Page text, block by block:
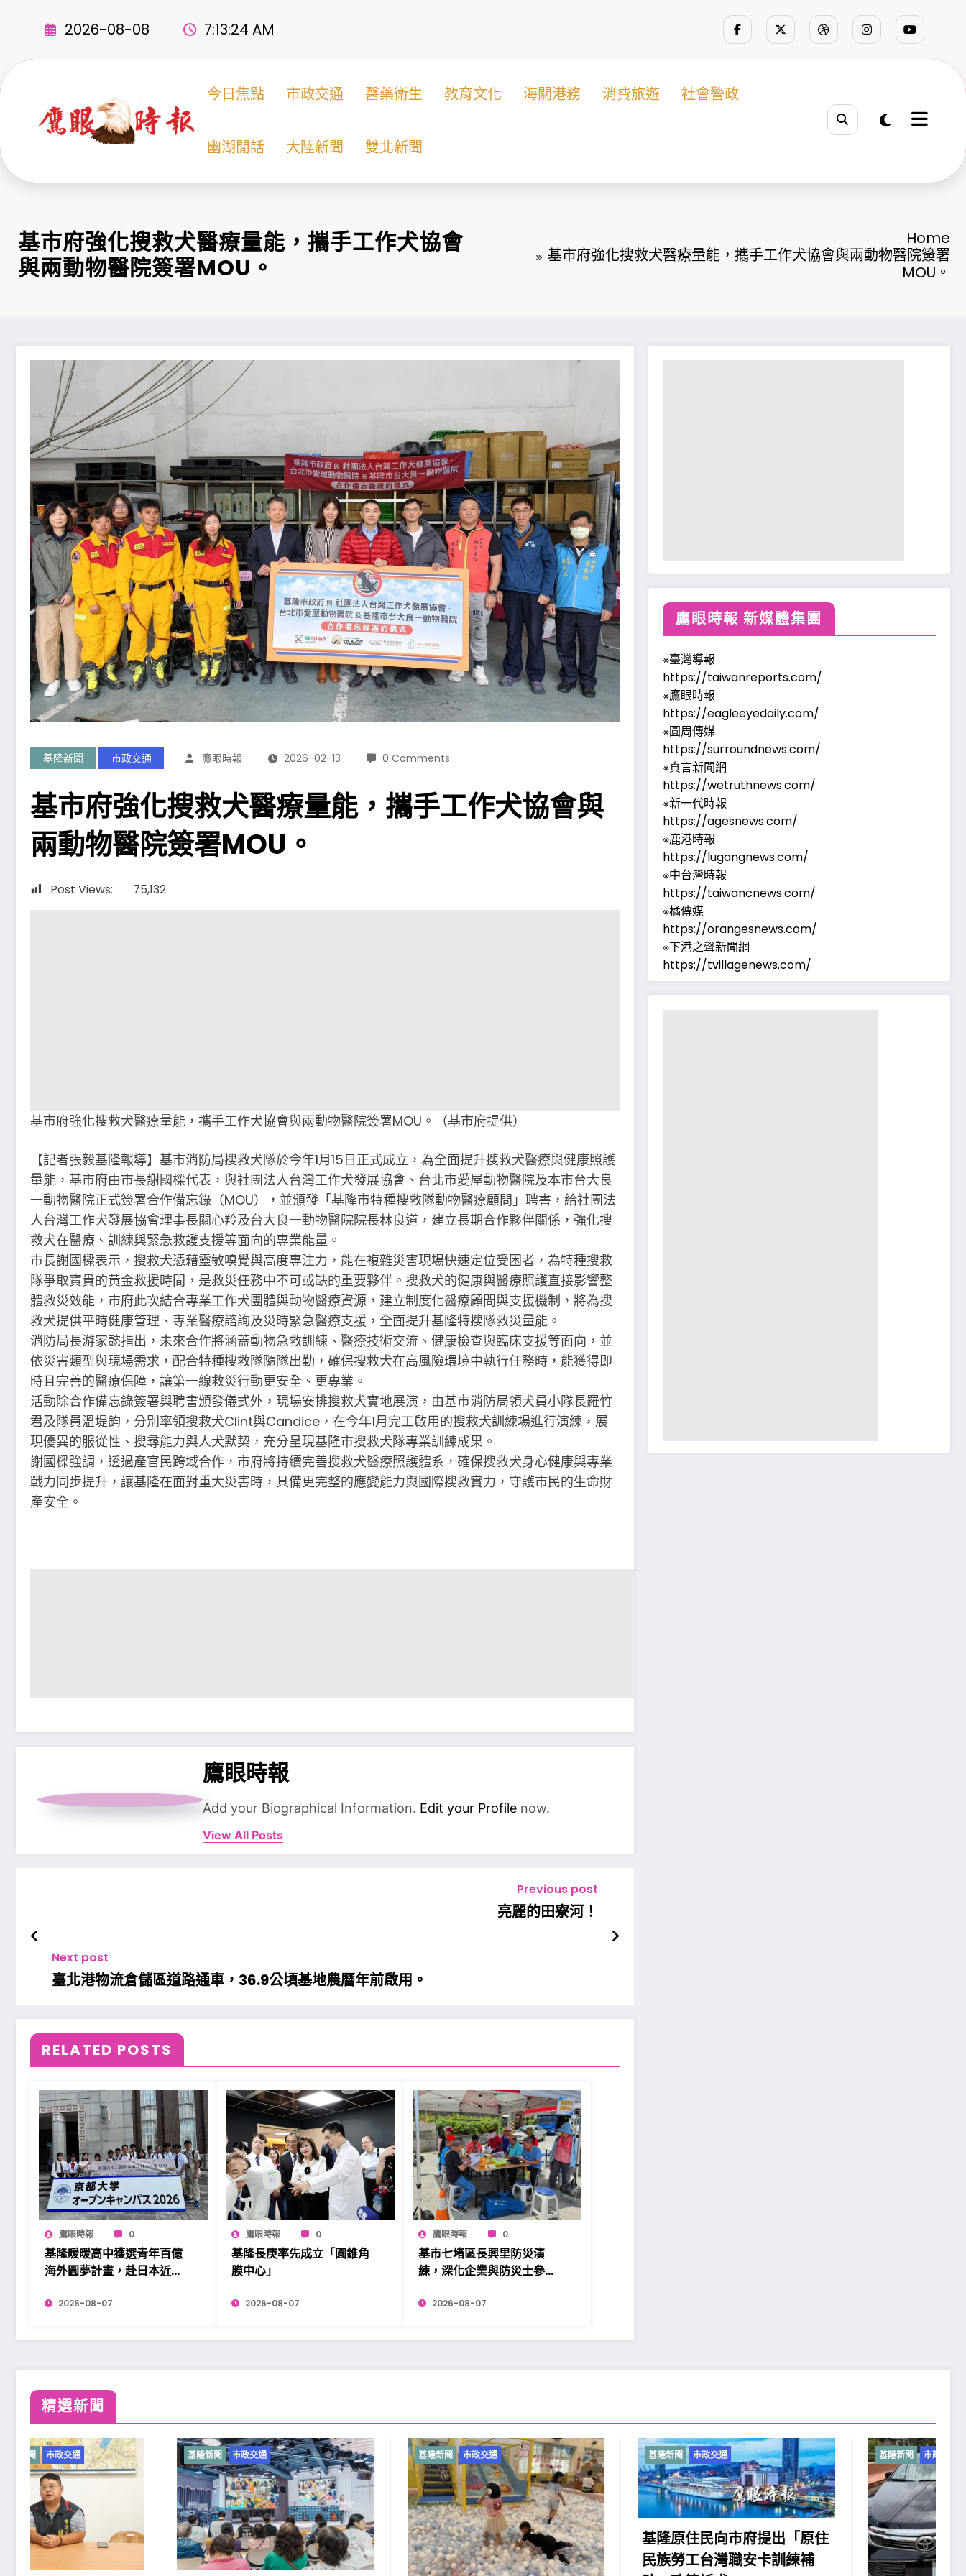
2026-08-08 7:13:26 AM
今日焦點 市政交通 醫藥衛生 教育文化 海關港務 消費旅遊 社會警政
幽湖閒話 大陸新聞 雙北新聞
基市府強化搜救犬醫療量能，攜手工作犬協會
與兩動物醫院簽署MOU。
Home
基市府強化搜救犬醫療量能，攜手工作犬協會與兩動物醫院簽署
MOU。
基隆新聞 市政交通 鷹眼時報 2026-02-13 0 Comments
基市府強化搜救犬醫療量能，攜手工作犬協會與
兩動物醫院簽署MOU。
Post Views: 75,132
基市府強化搜救犬醫療量能，攜手工作犬協會與兩動物醫院簽署MOU。（基市府提供）
【記者張毅基隆報導】基市消防局搜救犬隊於今年1月15日正式成立，為全面提升搜救犬醫療與健康照護
量能，基市府由市長謝國樑代表，與社團法人台灣工作犬發展協會、台北市愛屋動物醫院及本市台大良
一動物醫院正式簽署合作備忘錄（MOU），並頒發「基隆市特種搜救隊動物醫療顧問」聘書，給社團法
人台灣工作犬發展協會理事長關心羚及台大良一動物醫院院長林良道，建立長期合作夥伴關係，強化搜
救犬在醫療、訓練與緊急救護支援等面向的專業能量。
市長謝國樑表示，搜救犬憑藉靈敏嗅覺與高度專注力，能在複雜災害現場快速定位受困者，為特種搜救
隊爭取寶貴的黃金救援時間，是救災任務中不可或缺的重要夥伴。搜救犬的健康與醫療照護直接影響整
體救災效能，市府此次結合專業工作犬團體與動物醫療資源，建立制度化醫療顧問與支援機制，將為搜
救犬提供平時健康管理、專業醫療諮詢及災時緊急醫療支援，全面提升基隆特搜隊救災量能。
消防局長游家懿指出，未來合作將涵蓋動物急救訓練、醫療技術交流、健康檢查與臨床支援等面向，並
依災害類型與現場需求，配合特種搜救隊隨隊出勤，確保搜救犬在高風險環境中執行任務時，能獲得即
時且完善的醫療保障，讓第一線救災行動更安全、更專業。
活動除合作備忘錄簽署與聘書頒發儀式外，現場安排搜救犬實地展演，由基市消防局領犬員小隊長羅竹
君及隊員溫堤鈞，分別率領搜救犬Clint與Candice，在今年1月完工啟用的搜救犬訓練場進行演練，展
現優異的服從性、搜尋能力與人犬默契，充分呈現基隆市搜救犬隊專業訓練成果。
謝國樑強調，透過產官民跨域合作，市府將持續完善搜救犬醫療照護體系，確保搜救犬身心健康與專業
戰力同步提升，讓基隆在面對重大災害時，具備更完整的應變能力與國際搜救實力，守護市民的生命財
產安全。
鷹眼時報
Add your Biographical Information. Edit your Profile now.
View All Posts
Previous post
亮麗的田寮河！
Next post
臺北港物流倉儲區道路通車，36.9公頃基地農曆年前啟用。
RELATED POSTS
鷹眼時報 0
基隆暖暖高中獲選青年百億
海外圓夢計畫，赴日本近畿
展開學習。
2026-08-07
鷹眼時報 0
基隆長庚率先成立「圓錐角
膜中心」
2026-08-07
鷹眼時報 0
基市七堵區長興里防災演
練，深化企業與防災士參與
更添韌性。
2026-08-07
鷹眼時報 新媒體集團
※臺灣導報
https://taiwanreports.com/
※鷹眼時報
https://eagleeyedaily.com/
※圓周傳媒
https://surroundnews.com/
※真言新聞網
https://wetruthnews.com/
※新一代時報
https://agesnews.com/
※鹿港時報
https://lugangnews.com/
※中台灣時報
https://taiwancnews.com/
※橘傳媒
https://orangesnews.com/
※下港之聲新聞網
https://tvillagenews.com/
精選新聞
基隆新聞 市政交通 基隆新聞 市政交通 基隆新聞 市政交通
基隆原住民向市府提出「原住
民族勞工台灣職安卡訓練補
基隆新聞 市政交通